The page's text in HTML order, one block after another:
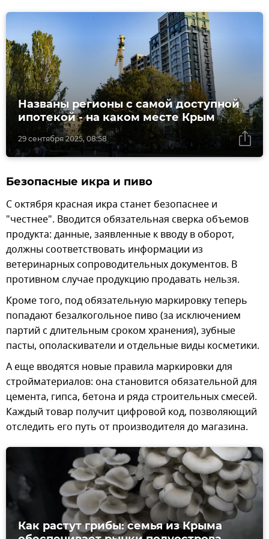
29 сентября 2025, 08:58
Названы регионы с самой доступной
ипотекой - на каком месте Крым
Безопасные икра и пиво
С октября красная икра станет безопаснее и
"честнее". Вводится обязательная сверка объемов
продукта: данные, заявленные к вводу в оборот,
должны соответствовать информации из
ветеринарных сопроводительных документов. В
противном случае продукцию продавать нельзя.
Кроме того, под обязательную маркировку теперь
попадают безалкогольное пиво (за исключением
партий с длительным сроком хранения), зубные
пасты, ополаскиватели и отдельные виды косметики.
А еще вводятся новые правила маркировки для
стройматериалов: она становится обязательной для
цемента, гипса, бетона и ряда строительных смесей.
Каждый товар получит цифровой код, позволяющий
отследить его путь от производителя до магазина.
Как растут грибы: семья из Крыма